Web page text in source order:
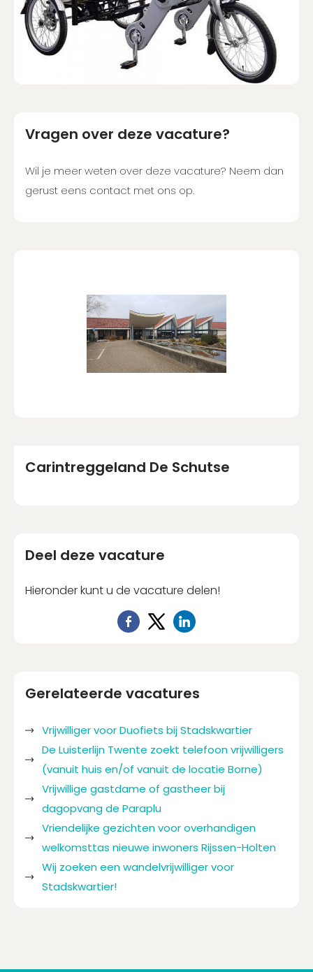
Vragen over deze vacature?
Wil je meer weten over deze vacature? Neem dan
gerust eens contact met ons op.
Carintreggeland De Schutse
Deel deze vacature
Hieronder kunt u de vacature delen!
Gerelateerde vacatures
Vrijwilliger voor Duofiets bij Stadskwartier
De Luisterlijn Twente zoekt telefoon vrijwilligers
(vanuit huis en/of vanuit de locatie Borne)
Vrijwillige gastdame of gastheer bij
dagopvang de Paraplu
Vriendelijke gezichten voor overhandigen
welkomsttas nieuwe inwoners Rijssen-Holten
Wij zoeken een wandelvrijwilliger voor
Stadskwartier!